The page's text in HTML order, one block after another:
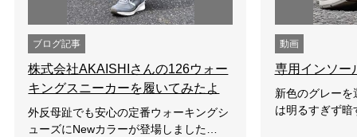
ブログ記事
株式会社AKAISHIさんの126ウォー
キングスニーカーを履いてみたよ
外反母趾でも安心の定番ウォーキングシ
ューズにNewカラーが登場しました…
動画
専用インソー
新色のグレー
は明るすぎず